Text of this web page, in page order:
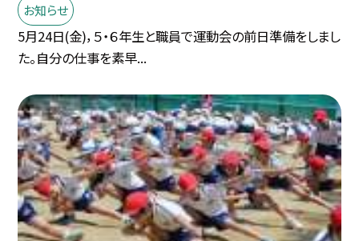
お知らせ
5月24日(金)，５・６年生と職員で運動会の前日準備をしまし
た。自分の仕事を素早...